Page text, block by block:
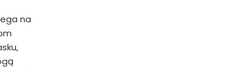
na